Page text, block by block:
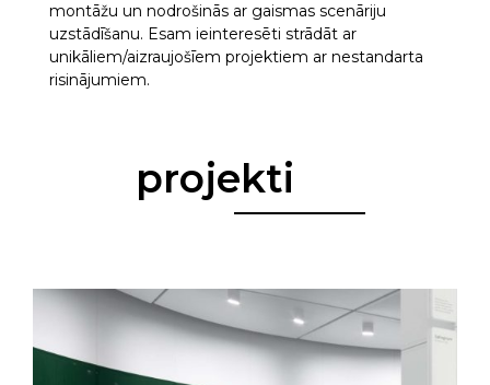
montāžu un nodrošinās ar gaismas scenāriju
uzstādīšanu. Esam ieinteresēti strādāt ar
unikāliem/aizraujošīem projektiem ar nestandarta
risinājumiem.
projekti